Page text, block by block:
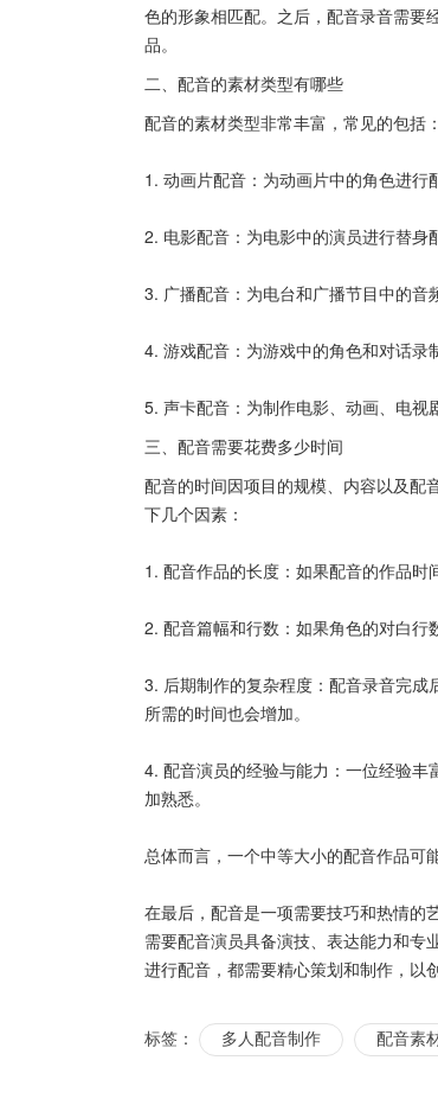
色的形象相匹配。之后，配音录音需要
品。
二、配音的素材类型有哪些
配音的素材类型非常丰富，常见的包括：
1. 动画片配音：为动画片中的角色进行
2. 电影配音：为电影中的演员进行替身
3. 广播配音：为电台和广播节目中的音
4. 游戏配音：为游戏中的角色和对话录
5. 声卡配音：为制作电影、动画、电视
三、配音需要花费多少时间
配音的时间因项目的规模、内容以及配
下几个因素：
1. 配音作品的长度：如果配音的作品时
2. 配音篇幅和行数：如果角色的对白行
3. 后期制作的复杂程度：配音录音完成
所需的时间也会增加。
4. 配音演员的经验与能力：一位经验
加熟悉。
总体而言，一个中等大小的配音作品可
在最后，配音是一项需要技巧和热情的
需要配音演员具备演技、表达能力和专
进行配音，都需要精心策划和制作，以
标签： 多人配音制作 配音素